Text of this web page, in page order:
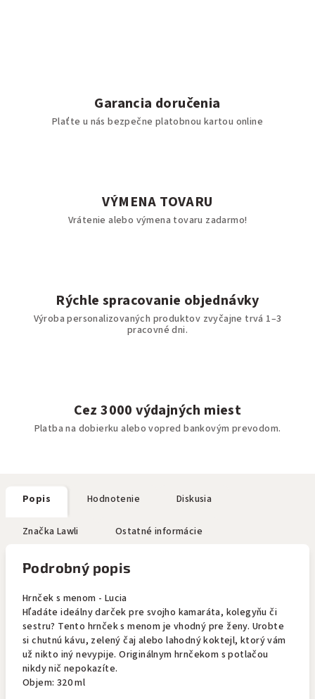
Garancia doručenia
Plaťte u nás bezpečne platobnou kartou online
VÝMENA TOVARU
Vrátenie alebo výmena tovaru zadarmo!
Rýchle spracovanie objednávky
Výroba personalizovaných produktov zvyčajne trvá 1–3
pracovné dni.
Cez 3000 výdajných miest
Platba na dobierku alebo vopred bankovým prevodom.
Popis Hodnotenie Diskusia
Značka Lawli Ostatné informácie
Podrobný popis
Hrnček s menom - Lucia
Hľadáte ideálny darček pre svojho kamaráta, kolegyňu či
sestru? Tento hrnček s menom je vhodný pre ženy. Urobte
si chutnú kávu, zelený čaj alebo lahodný koktejl, ktorý vám
už nikto iný nevypije. Originálnym hrnčekom s potlačou
nikdy nič nepokazíte.
Objem: 320 ml